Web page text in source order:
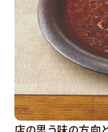
店の思う味の方向